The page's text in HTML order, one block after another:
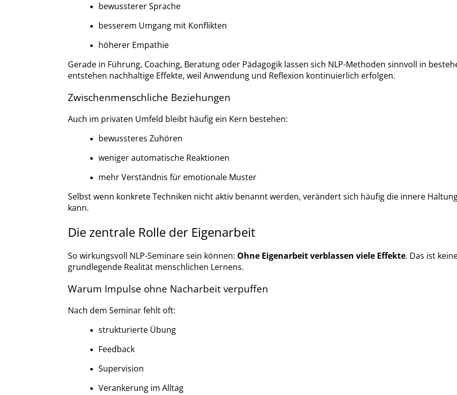
bewussterer Sprache
besserem Umgang mit Konflikten
höherer Empathie
Gerade in Führung, Coaching, Beratung oder Pädagogik lassen sich NLP-Methoden sinnvoll in
entstehen nachhaltige Effekte, weil Anwendung und Reflexion kontinuierlich erfolgen.
Zwischenmenschliche Beziehungen
Auch im privaten Umfeld bleibt häufig ein Kern bestehen:
bewussteres Zuhören
weniger automatische Reaktionen
mehr Verständnis für emotionale Muster
Selbst wenn konkrete Techniken nicht aktiv benannt werden, verändert sich häufig die innere
kann.
Die zentrale Rolle der Eigenarbeit
So wirkungsvoll NLP-Seminare sein können: Ohne Eigenarbeit verblassen viele Effekte. Das ist
grundlegende Realität menschlichen Lernens.
Warum Impulse ohne Nacharbeit verpuffen
Nach dem Seminar fehlt oft:
strukturierte Übung
Feedback
Supervision
Verankerung im Alltag